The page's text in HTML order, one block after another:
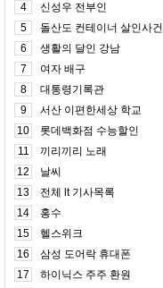
4
신성우 전부인
5
돌산도 컨테이너 살인사건
6
생활의 달인 강남
7
여자 배구
8
대통령기록관
9
서산 이편한세상 학교
10
롯데백화점 수능할인
11
끼리끼리 노래
12
날씨
13
전체 lt 기사목록
14
홍수
15
헬스위크
16
삼성 도어락 휴대폰
17
하이닉스 주주 환원